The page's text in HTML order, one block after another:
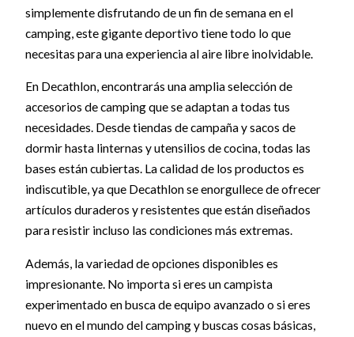
simplemente disfrutando de un fin de semana en el
camping, este gigante deportivo tiene todo lo que
necesitas para una experiencia al aire libre inolvidable.
En Decathlon, encontrarás una amplia selección de
accesorios de camping que se adaptan a todas tus
necesidades. Desde tiendas de campaña y sacos de
dormir hasta linternas y utensilios de cocina, todas las
bases están cubiertas. La calidad de los productos es
indiscutible, ya que Decathlon se enorgullece de ofrecer
artículos duraderos y resistentes que están diseñados
para resistir incluso las condiciones más extremas.
Además, la variedad de opciones disponibles es
impresionante. No importa si eres un campista
experimentado en busca de equipo avanzado o si eres
nuevo en el mundo del camping y buscas cosas básicas,